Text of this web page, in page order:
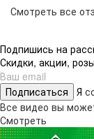
Смотреть все
Подпишись на
Скидки, акции,
Подписаться Я
Все видео вы
Смотреть